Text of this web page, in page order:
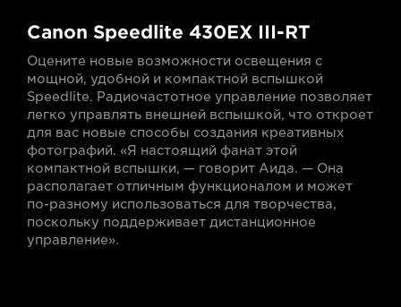
Canon Speedlite 430EX III-RT
Оцените новые возможности освещения с
мощной, удобной и компактной вспышкой
Speedlite. Радиочастотное управление позволяет
легко управлять внешней вспышкой, что откроет
для вас новые способы создания креативных
фотографий. «Я настоящий фанат этой
компактной вспышки, — говорит Аида. — Она
располагает отличным функционалом и может
по-разному использоваться для творчества,
поскольку поддерживает дистанционное
управление».